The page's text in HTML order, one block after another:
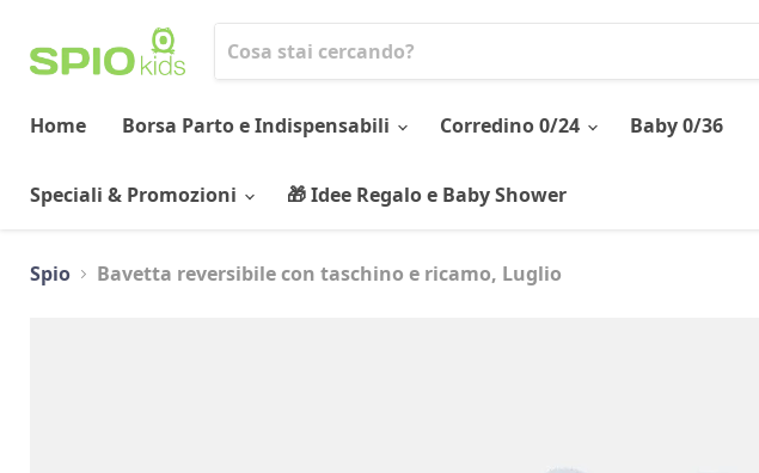
Home Borsa Parto e Indispensabili Corredino 0/24 Baby 0/36
Speciali & Promozioni 🎁 Idee Regalo e Baby Shower
Spio Bavetta reversibile con taschino e ricamo, Luglio